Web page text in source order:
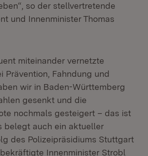
so der stellvertretende
und Innenminister Thomas
miteinander vernetzte
Prävention, Fahndung und
wir in Baden-Württemberg
gesenkt und die
nochmals gesteigert – das ist
belegt auch ein aktueller
des Polizeipräsidiums Stuttgart
Innenminister Strobl